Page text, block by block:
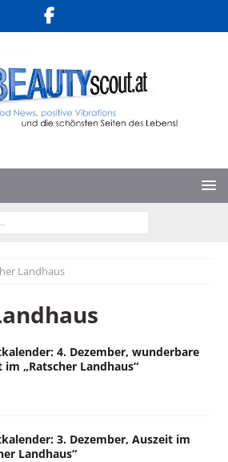
Landhaus
4. Dezember, wunderbare
im „Ratscher Landhaus“
3. Dezember, Auszeit im
Landhaus“